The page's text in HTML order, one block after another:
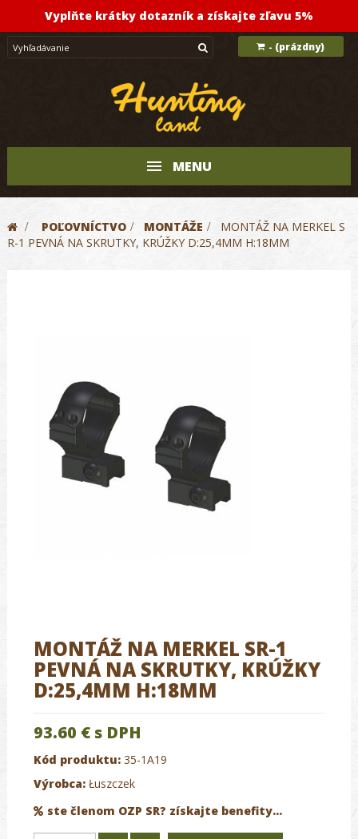
Vyplňte krátky dotazník a získajte zľavu 5%
- (prázdny)
MENU
> POĽOVNÍCTVO > MONTÁŽE >
MONTÁŽ NA MERKEL S
R-1 PEVNÁ NA SKRUTKY, KRÚŽKY D:25,4MM H:18MM
MONTÁŽ NA MERKEL SR-1
PEVNÁ NA SKRUTKY, KRÚŽKY
D:25,4MM H:18MM
93.60 € s DPH
Kód produktu: 35-1A19
Výrobca: Łuszczek
ste členom OZP SR? získajte benefity...